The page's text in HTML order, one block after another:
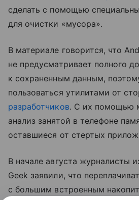
сделать с помощью
для очистки «мусора».
В материале говорится, что
не предусматривает полного
к сохраненным данным,
пользоваться утилитами от
разработчиков. С их помощью
анализ занятой в телефоне
оставшиеся от стертых
В начале августа журналисты
Geek заявили, что
с большим встроенным